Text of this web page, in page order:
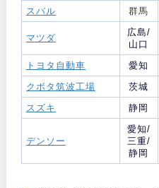
スバル 群馬
マツダ
広島/
山口
トヨタ自動車 愛知
クボタ筑波工場
茨城
スズキ
静岡
デンソー
愛知/
三重/
静岡